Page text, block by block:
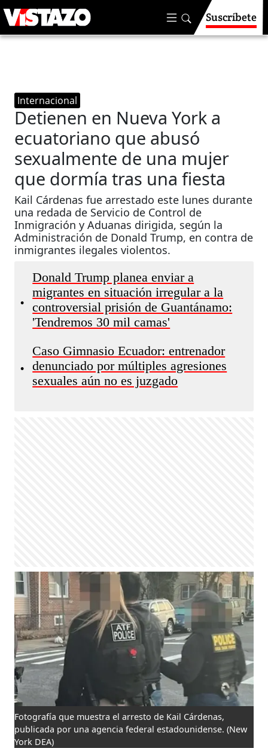
Suscríbete
Internacional
Detienen en Nueva York a
ecuatoriano que abusó
sexualmente de una mujer
que dormía tras una fiesta
Kail Cárdenas fue arrestado este lunes durante
una redada de Servicio de Control de
Inmigración y Aduanas dirigida, según la
Administración de Donald Trump, en contra de
inmigrantes ilegales violentos.
•
Donald Trump planea enviar a
migrantes en situación irregular a la
controversial prisión de Guantánamo:
'Tendremos 30 mil camas'
•
Caso Gimnasio Ecuador: entrenador
denunciado por múltiples agresiones
sexuales aún no es juzgado
Fotografía que muestra el arresto de Kail Cárdenas,
publicada por una agencia federal estadounidense. (New
York DEA)